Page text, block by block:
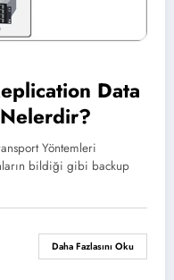
Data
Yöntemleri
bildiği gibi backup
Daha Fazlasını Oku